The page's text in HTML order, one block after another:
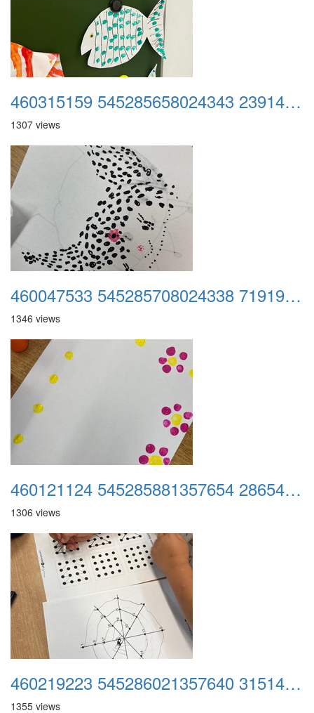
460315159 545285658024343 2391455916226459029 n
1307 views
460047533 545285708024338 7191960205359025842 n
1346 views
460121124 545285881357654 2865403021527978370 n
1306 views
460219223 545286021357640 3151482571728396666 n
1355 views